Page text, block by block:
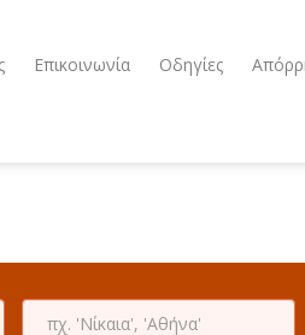
Επικοινωνία Οδηγίες